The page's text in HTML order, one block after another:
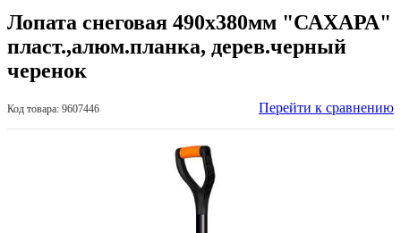
Лопата снеговая 490х380мм "САХАРА"
пласт.,алюм.планка, дерев.черный
черенок
Код товара: 9607446 Перейти к сравнению